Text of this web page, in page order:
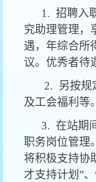
1. 招聘入职
究助理管理，
遇，年综合所
议。优秀者待
2. 另按规定
及工会福利等。
3. 在站期间
职务岗位管理
将积极支持协
才支持计划”